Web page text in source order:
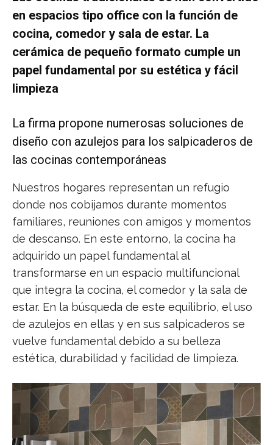
en espacios tipo office con la función de
cocina, comedor y sala de estar. La
cerámica de pequeño formato cumple un
papel fundamental por su estética y fácil
limpieza
La firma propone numerosas soluciones de
diseño con azulejos para los salpicaderos de
las cocinas contemporáneas
Nuestros hogares representan un refugio
donde nos cobijamos durante momentos
familiares, reuniones con amigos y momentos
de descanso. En este entorno, la cocina ha
adquirido un papel fundamental al
transformarse en un espacio multifuncional
que integra la cocina, el comedor y la sala de
estar. En la búsqueda de este equilibrio, el uso
de azulejos en ellas y en sus salpicaderos se
vuelve fundamental debido a su belleza
estética, durabilidad y facilidad de limpieza.